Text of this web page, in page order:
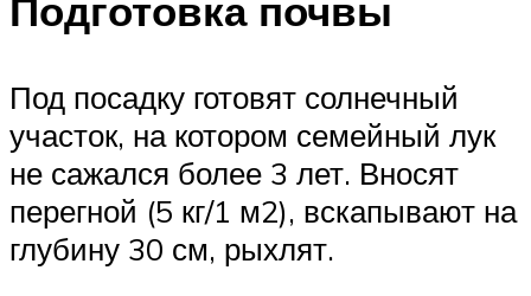
Под посадку готовят солнечный
участок, на котором семейный лук
не сажался более 3 лет. Вносят
перегной (5 кг/1 м2), вскапывают на
глубину 30 см, рыхлят.